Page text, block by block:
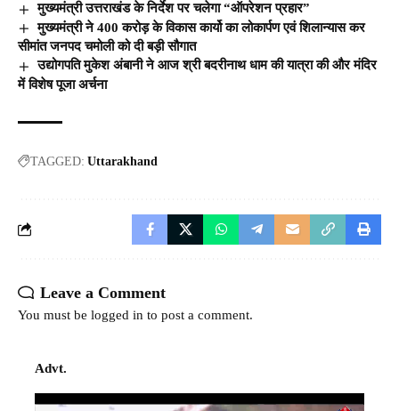
मुख्यमंत्री उत्तराखंड के निर्देश पर चलेगा “ऑपरेशन प्रहार”
मुख्यमंत्री ने 400 करोड़ के विकास कार्यो का लोकार्पण एवं शिलान्यास कर
सीमांत जनपद चमोली को दी बड़ी सौगात
उद्योगपति मुकेश अंबानी ने आज श्री बदरीनाथ धाम की यात्रा की और मंदिर
में विशेष पूजा अर्चना
TAGGED: Uttarakhand
Leave a Comment
You must be logged in to post a comment.
Advt.
Video